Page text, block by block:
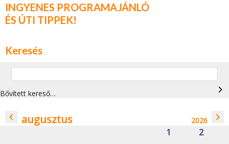
INGYENES PROGRAMAJÁNLÓ
ÉS ÚTI TIPPEK!
Keresés
Bővített kereső… navigate_next
navigate_before augusztus 2026 navigate_next
1
2